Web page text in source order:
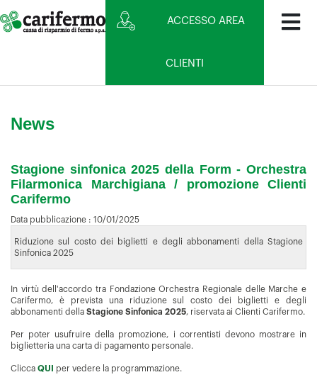
ACCESSO AREA
CLIENTI
News
Stagione sinfonica 2025 della Form - Orchestra
Filarmonica Marchigiana / promozione Clienti
Carifermo
Data pubblicazione : 10/01/2025
Riduzione sul costo dei biglietti e degli abbonamenti della Stagione
Sinfonica 2025
In virtù dell'accordo tra Fondazione Orchestra Regionale delle Marche e
Carifermo, è prevista una riduzione sul costo dei biglietti e degli
abbonamenti della Stagione Sinfonica 2025, riservata ai Clienti Carifermo.
Per poter usufruire della promozione, i correntisti devono mostrare in
biglietteria una carta di pagamento personale.
Clicca QUI per vedere la programmazione.